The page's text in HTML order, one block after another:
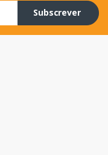
Subscrever